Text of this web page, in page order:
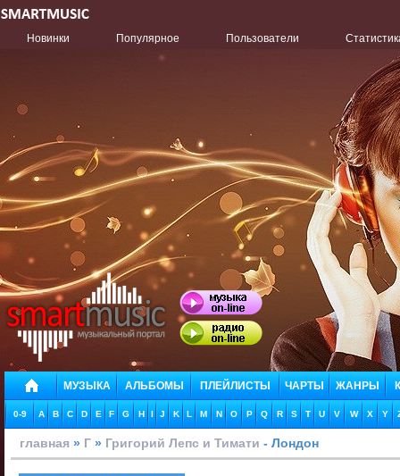
Новинки Популярное Пользователи
МУЗЫКА АЛЬБОМЫ ПЛЕЙЛИСТЫ ЧАРТЫ ЖАНРЫ
0-9 A B C D E F G H I J K L M N O P Q R S T U V W X Y
главная » Г » Григорий Лепс и Тимати - Лондон